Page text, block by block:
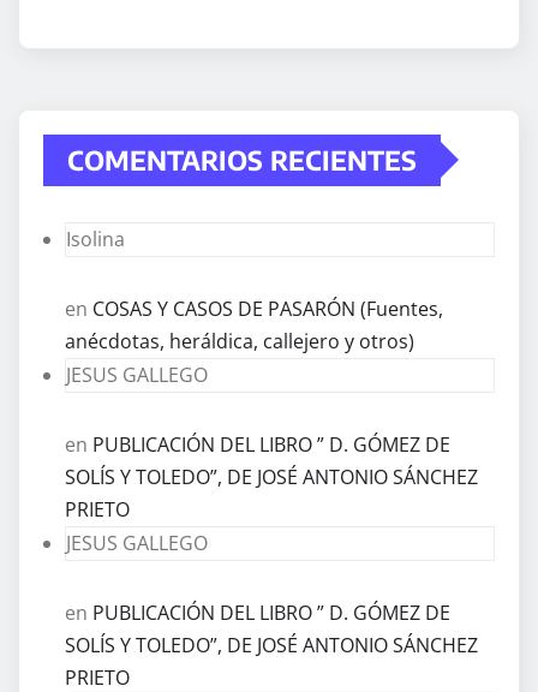
COMENTARIOS RECIENTES
Isolina
en COSAS Y CASOS DE PASARÓN (Fuentes,
anécdotas, heráldica, callejero y otros)
JESUS GALLEGO
en PUBLICACIÓN DEL LIBRO ” D. GÓMEZ DE
SOLÍS Y TOLEDO”, DE JOSÉ ANTONIO SÁNCHEZ
PRIETO
JESUS GALLEGO
en PUBLICACIÓN DEL LIBRO ” D. GÓMEZ DE
SOLÍS Y TOLEDO”, DE JOSÉ ANTONIO SÁNCHEZ
PRIETO